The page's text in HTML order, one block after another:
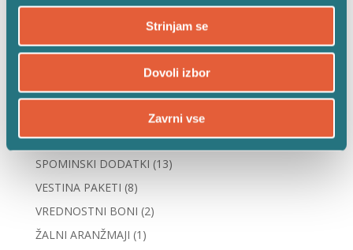
Strinjam se
Dovoli izbor
Zavrni vse
SOLARNE SVEČE (32)
SOLARNE LANTERNE (12)
ELEKTRONSKE SVEČE (14)
ELEKTRONSKI GORILCI Z MOTIVI
ELEKTRONSKI VLOŽKI (10)
SPOMINSKI DODATKI (13)
VESTINA PAKETI (8)
VREDNOSTNI BONI (2)
ŽALNI ARANŽMAJI (1)